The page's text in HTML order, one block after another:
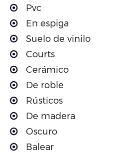
Pvc
En espiga
Suelo de vinilo
Courts
Cerámico
De roble
Rústicos
De madera
Oscuro
Balear